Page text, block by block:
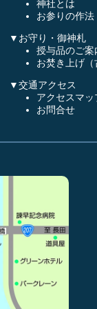
神社とは
お参りの作法
▼お守り・御神札
授与品のご案
お焚き上げ（
▼交通アクセス
アクセスマッ
お問合せ